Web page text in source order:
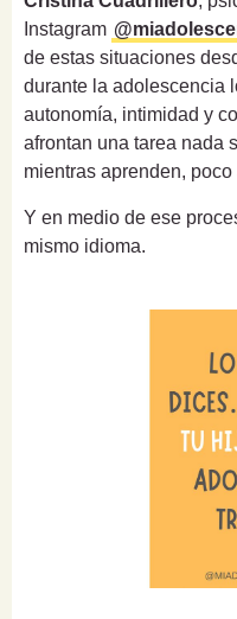
Instagram
de estas situaciones
durante la adolescencia
autonomía, intimidad y
afrontan una tarea nada
mientras aprenden, poco
Y en medio de ese
mismo idioma.